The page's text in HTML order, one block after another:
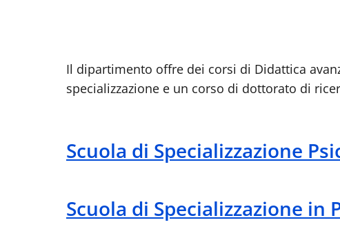
Il dipartimento offre dei corsi di Didattica
specializzazione e un corso di dottorato di
Scuola di Specializzazione
Scuola di Specializzazione in